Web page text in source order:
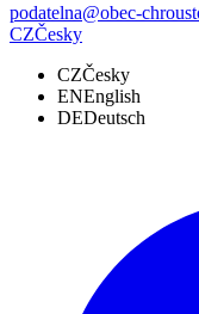
podatelna@obec-
CZČesky
CZČesky
ENEnglish
DEDeutsch